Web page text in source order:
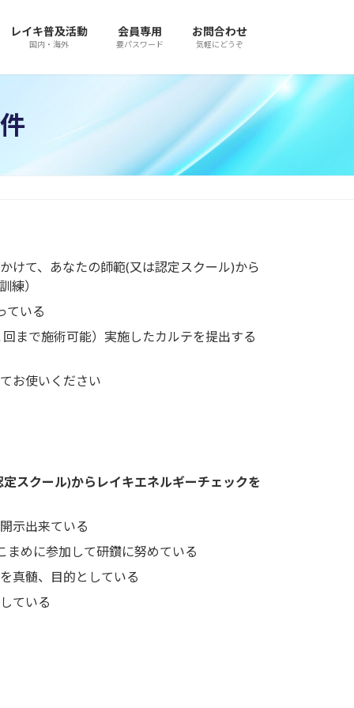
レイキ普及活動
国内・海外
会員専用
要パスワード
お問合わせ
気軽にどうぞ
けて、あなたの師範(又は認定スクール)から
練）
ている
まで施術可能）実施したカルテを提出する
お使いください
スクール)からレイキエネルギーチェックを
示出来ている
まめに参加して研鑽に努めている
真髄、目的としている
ている